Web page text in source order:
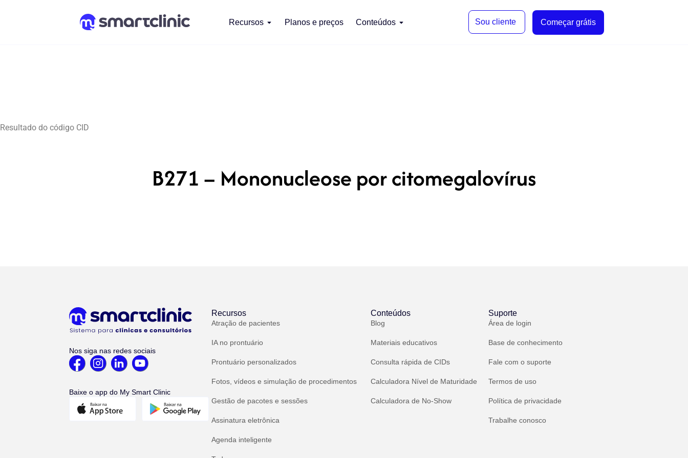
Recursos Planos e preços Conteúdos Sou cliente Começar grátis
Resultado do código CID
B271 – Mononucleose por citomegalovírus
Nos siga nas redes sociais
Baixe o app do My Smart Clinic
Recursos
Atração de pacientes
IA no prontuário
Prontuário personalizados
Fotos, vídeos e simulação de procedimentos
Gestão de pacotes e sessões
Assinatura eletrônica
Agenda inteligente
Conteúdos
Blog
Materiais educativos
Consulta rápida de CIDs
Calculadora Nível de Maturidade
Calculadora de No-Show
Suporte
Área de login
Base de conhecimento
Fale com o suporte
Termos de uso
Política de privacidade
Trabalhe conosco